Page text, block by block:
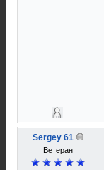
Sergey 61
Ветеран